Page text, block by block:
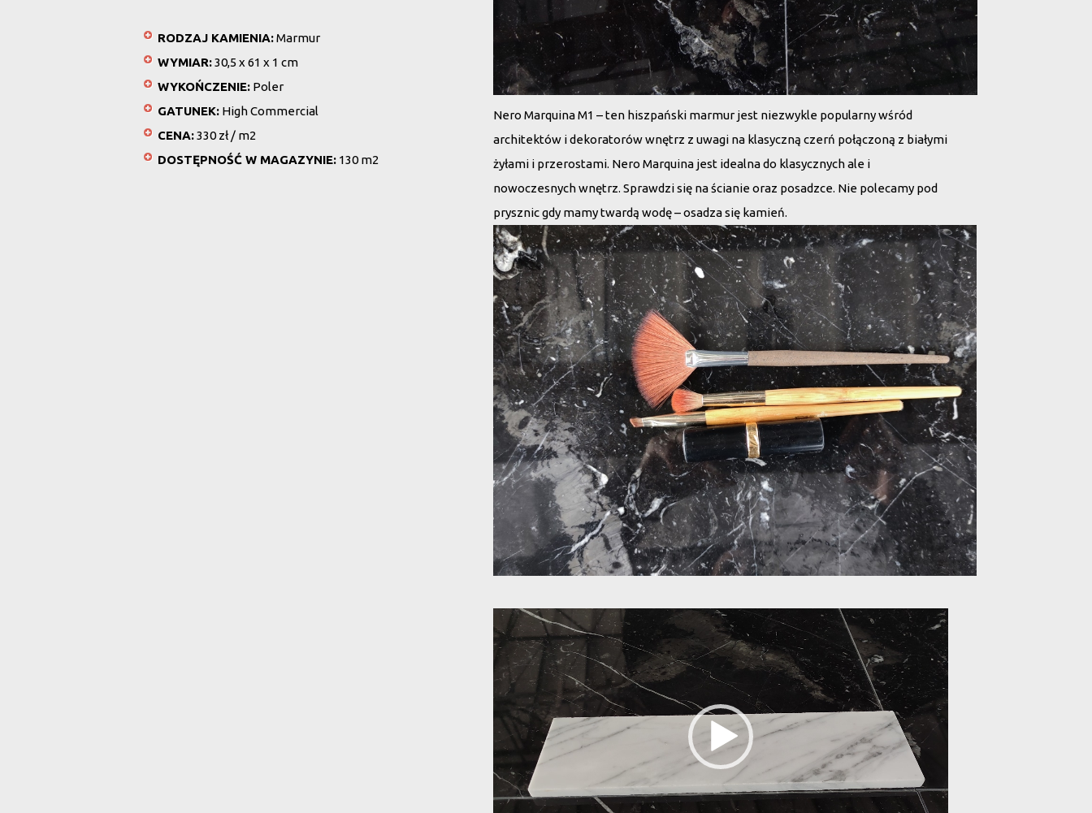
RODZAJ KAMIENIA:Marmur
WYMIAR:30,5 x 61 x 1 cm
WYKOŃCZENIE: Poler
GATUNEK: High Commercial
CENA:330 zł / m2
DOSTĘPNOŚĆ W MAGAZYNIE: 130 m2
Nero Marquina M1 – ten hiszpański marmur jest niezwykle popularny wśród
architektów i dekoratorów wnętrz z uwagi na klasyczną czerń połączoną z białymi
żyłami i przerostami. Nero Marquina jest idealna do klasycznych ale i
nowoczesnych wnętrz. Sprawdzi się na ścianie oraz posadzce. Nie polecamy pod
prysznic gdy mamy twardą wodę – osadza się kamień.
Odtwarzacz
video